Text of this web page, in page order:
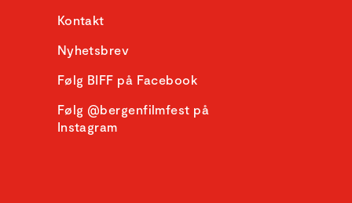
Kontakt
Nyhetsbrev
Følg BIFF på Facebook
Følg @bergenfilmfest på
Instagram